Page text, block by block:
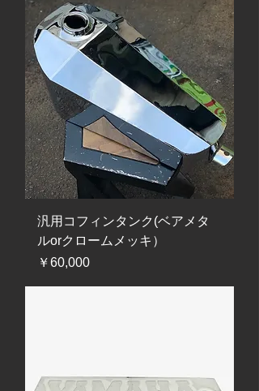
汎用コフィンタンク(ベアメタ
ルorクロームメッキ）
価格
￥60,000